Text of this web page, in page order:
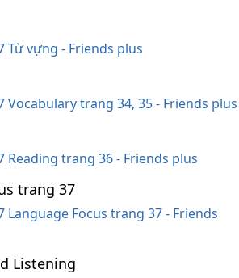
Từ vựng - Friends plus
Vocabulary trang 34, 35 - Friends plus
Reading trang 36 - Friends plus
trang 37
Language Focus trang 37 - Friends
Listening